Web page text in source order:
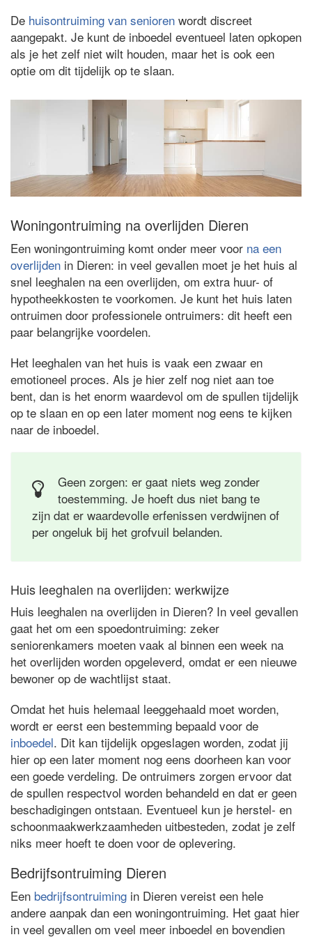
De huisontruiming van senioren wordt discreet
aangepakt. Je kunt de inboedel eventueel laten opkopen
als je het zelf niet wilt houden, maar het is ook een
optie om dit tijdelijk op te slaan.
Woningontruiming na overlijden Dieren
Een woningontruiming komt onder meer voor na een
overlijden in Dieren: in veel gevallen moet je het huis al
snel leeghalen na een overlijden, om extra huur- of
hypotheekkosten te voorkomen. Je kunt het huis laten
ontruimen door professionele ontruimers: dit heeft een
paar belangrijke voordelen.
Het leeghalen van het huis is vaak een zwaar en
emotioneel proces. Als je hier zelf nog niet aan toe
bent, dan is het enorm waardevol om de spullen tijdelijk
op te slaan en op een later moment nog eens te kijken
naar de inboedel.
Geen zorgen: er gaat niets weg zonder
toestemming. Je hoeft dus niet bang te
zijn dat er waardevolle erfenissen verdwijnen of
per ongeluk bij het grofvuil belanden.
Huis leeghalen na overlijden: werkwijze
Huis leeghalen na overlijden in Dieren? In veel gevallen
gaat het om een spoedontruiming: zeker
seniorenkamers moeten vaak al binnen een week na
het overlijden worden opgeleverd, omdat er een nieuwe
bewoner op de wachtlijst staat.
Omdat het huis helemaal leeggehaald moet worden,
wordt er eerst een bestemming bepaald voor de
inboedel. Dit kan tijdelijk opgeslagen worden, zodat jij
hier op een later moment nog eens doorheen kan voor
een goede verdeling. De ontruimers zorgen ervoor dat
de spullen respectvol worden behandeld en dat er geen
beschadigingen ontstaan. Eventueel kun je herstel- en
schoonmaakwerkzaamheden uitbesteden, zodat je zelf
niks meer hoeft te doen voor de oplevering.
Bedrijfsontruiming Dieren
Een bedrijfsontruiming in Dieren vereist een hele
andere aanpak dan een woningontruiming. Het gaat hier
in veel gevallen om veel meer inboedel en bovendien